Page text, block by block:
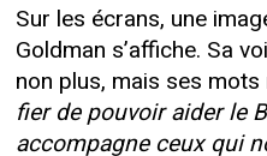
Sur les écrans, une
Goldman s’affiche. Sa
non plus, mais ses mots
fier de pouvoir aider le
accompagne ceux qui